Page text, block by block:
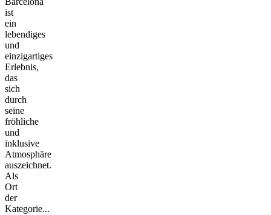
ist
ein
lebendiges
und
einzigartiges
Erlebnis,
das
sich
durch
seine
fröhliche
und
inklusive
Atmosphäre
auszeichnet.
Als
Ort
der
Kategorie...